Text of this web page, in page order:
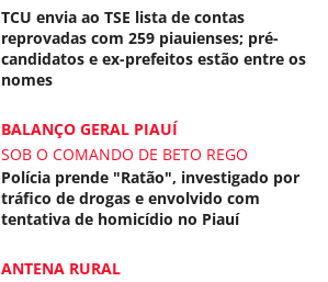
TCU envia ao TSE lista de contas
reprovadas com 259 piauienses; pré-
candidatos e ex-prefeitos estão entre os
nomes
BALANÇO GERAL PIAUÍ
SOB O COMANDO DE BETO REGO
Polícia prende "Ratão", investigado por
tráfico de drogas e envolvido com
tentativa de homicídio no Piauí
ANTENA RURAL